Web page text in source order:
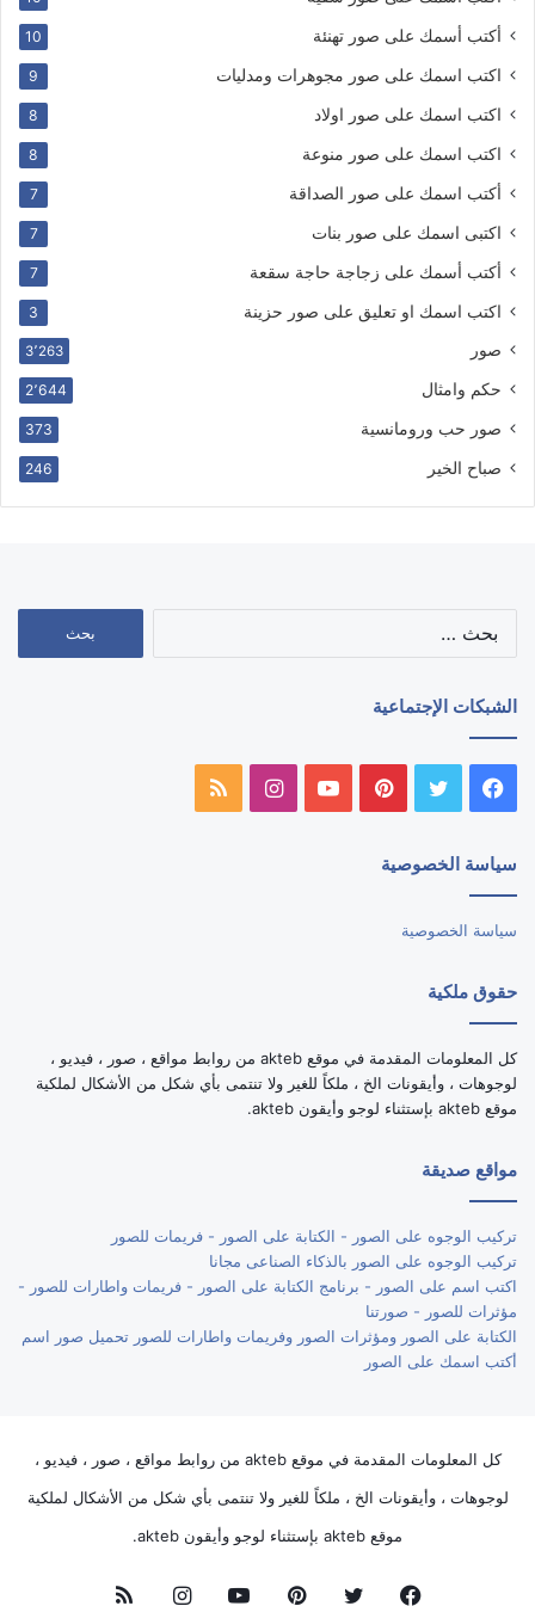
أكتب أسمك على صور تهنئة 10
اكتب اسمك على صور مجوهرات ومدليات 9
اكتب اسمك على صور اولاد 8
اكتب اسمك على صور منوعة 8
أكتب اسمك على صور الصداقة 7
اكتبى اسمك على صور بنات 7
أكتب أسمك على زجاجة حاجة سقعة 7
اكتب اسمك او تعليق على صور حزينة 3
صور 3٬263
حكم وامثال 2٬644
صور حب ورومانسية 373
صباح الخير 246
الشبكات الإجتماعية
فيسبوك تويتر بينتيريستيوتيوبانستقرامملخص
سياسة الخصوصية
سياسة الخصوصية
حقوق ملكية
كل المعلومات المقدمة في موقع akteb من روابط مواقع ، صور ، فيديو ،
لوجوهات ، وأيقونات الخ ، ملكاً للغير ولا تنتمى بأي شكل من الأشكال لملكية
موقع akteb بإستثناء لوجو وأيقون akteb.
مواقع صديقة
تركيب الوجوه على الصور - الكتابة على الصور - فريمات للصور
تركيب الوجوه على الصور بالذكاء الصناعى مجانا
اكتب اسم على الصور - برنامج الكتابة على الصور - فريمات واطارات للصور -
مؤثرات للصور - صورتنا
الكتابة على الصور ومؤثرات الصور وفريمات واطارات للصور تحميل صور اسم
أكتب اسمك على الصور
كل المعلومات المقدمة في موقع akteb من روابط مواقع ، صور ، فيديو ،
لوجوهات ، وأيقونات الخ ، ملكاً للغير ولا تنتمى بأي شكل من الأشكال لملكية
موقع akteb بإستثناء لوجو وأيقون akteb.
فيسبوك تويتر بينتيريستيوتيوبانستقرامملخص